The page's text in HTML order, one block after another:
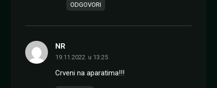
ODGOVORI
NR
19.11.2022. u 13:25
Crveni na aparatima!!!